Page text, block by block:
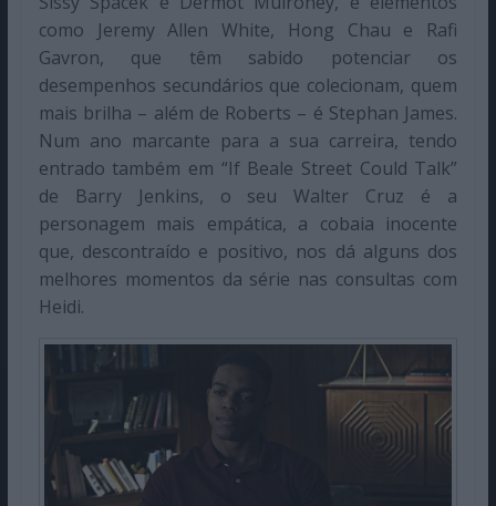
como Jeremy Allen White, Hong Chau e Rafi
Gavron, que têm sabido potenciar os
desempenhos secundários que colecionam, quem
mais brilha – além de Roberts – é Stephan James.
Num ano marcante para a sua carreira, tendo
entrado também em “If Beale Street Could Talk”
de Barry Jenkins, o seu Walter Cruz é a
personagem mais empática, a cobaia inocente
que, descontraído e positivo, nos dá alguns dos
melhores momentos da série nas consultas com
Heidi.